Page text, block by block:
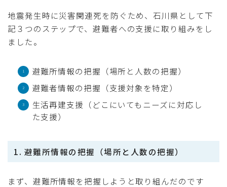
地震発生時に災害関連死を防ぐため、石川県として下
記３つのステップで、避難者への支援に取り組みをし
ました。
避難所情報の把握（場所と人数の把握）
避難者情報の把握（支援対象を特定）
生活再建支援（どこにいてもニーズに対応し
た支援）
1. 避難所情報の把握（場所と人数の把握）
まず、避難所情報を把握しようと取り組んだのです